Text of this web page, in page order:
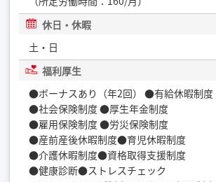
休日・休暇
土・日
福利厚生
●ボーナスあり（年2回） ●有給休暇制度
●社会保険制度 ●厚生年金制度
●雇用保険制度 ●労災保険制度
●産前産後休暇制度●育児休暇制度
●介護休暇制度●資格取得支援制度
●健康診断●ストレスチェック